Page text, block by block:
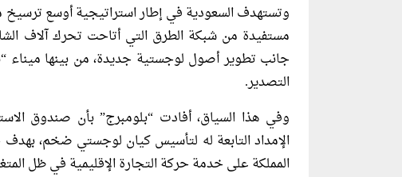
وتستهدف السعودية في إطار استراتيجية أوسع ترسيخ
مستفيدة من شبكة الطرق التي أتاحت تحرك آلاف
جانب تطوير أصول لوجستية جديدة، من بينها ميناء
التصدير.
وفي هذا السياق، أفادت “بلومبرج” بأن صندوق
الإمداد التابعة له لتأسيس كيان لوجستي ضخم،
المملكة على خدمة حركة التجارة الإقليمية في ظل